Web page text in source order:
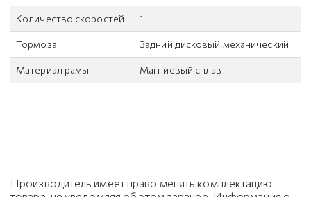
Количество скоростей 1
Тормоза Задний дисковый механический
Материал рамы Магниевый сплав
Производитель имеет право менять комплектацию